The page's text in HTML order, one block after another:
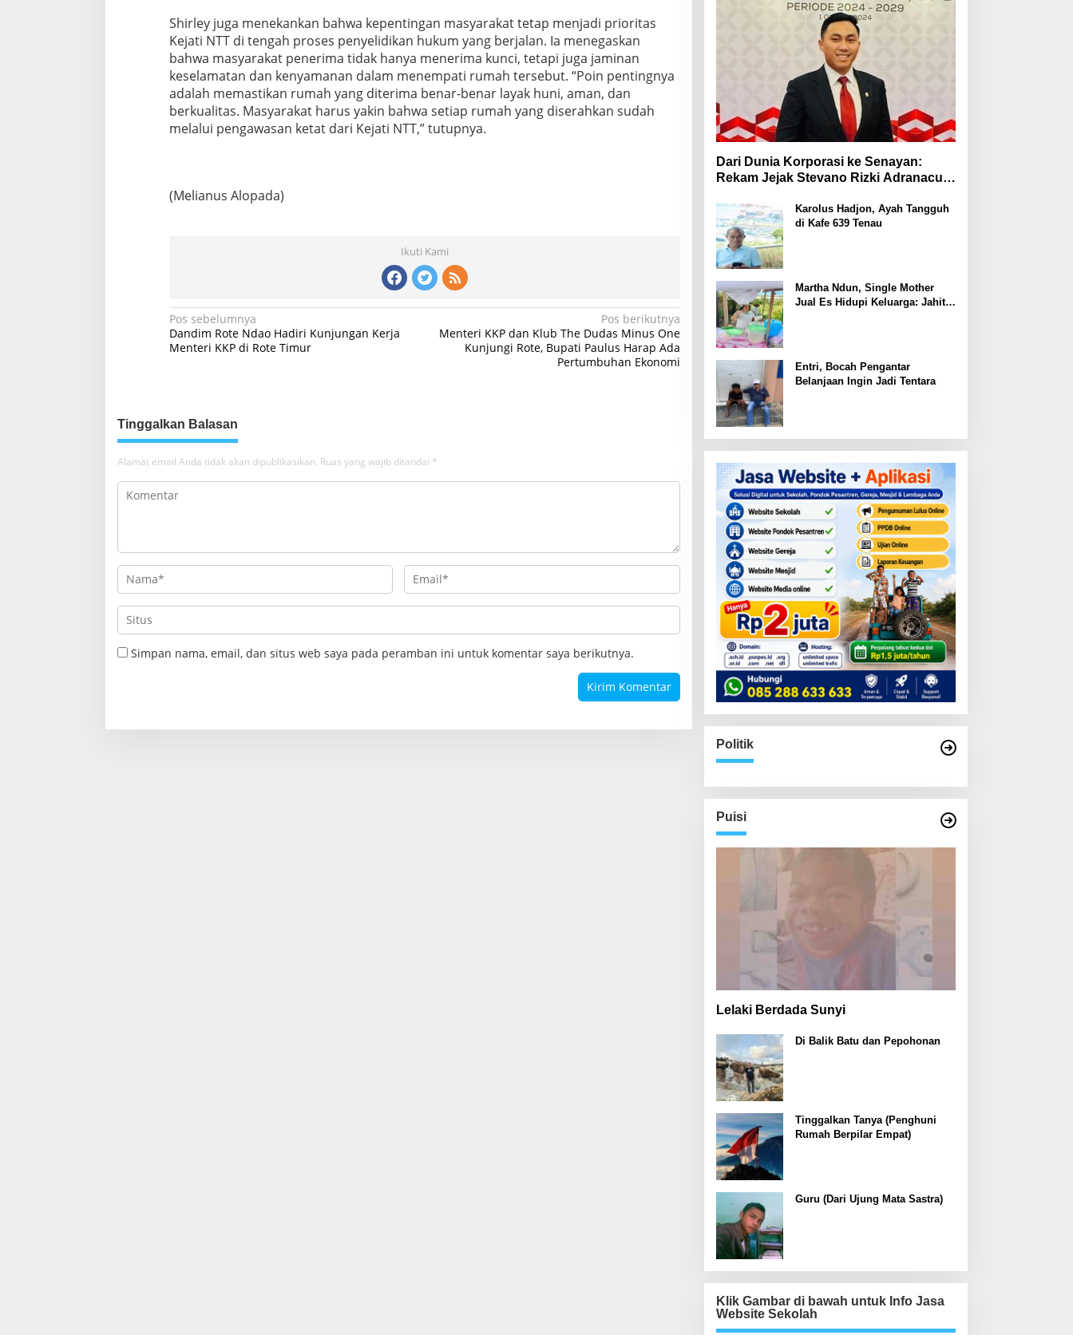
Shirley juga menekankan bahwa kepentingan masyarakat tetap menjadi prioritas
Kejati NTT di tengah proses penyelidikan hukum yang berjalan. Ia menegaskan
bahwa masyarakat penerima tidak hanya menerima kunci, tetapi juga jaminan
keselamatan dan kenyamanan dalam menempati rumah tersebut. “Poin pentingnya
adalah memastikan rumah yang diterima benar-benar layak huni, aman, dan
berkualitas. Masyarakat harus yakin bahwa setiap rumah yang diserahkan sudah
melalui pengawasan ketat dari Kejati NTT,” tutupnya.
(Melianus Alopada)
Ikuti Kami
N
a
a
s
i
p
s
Pos sebelumnya
Dandim Rote Ndao Hadiri Kunjungan Kerja
Menteri KKP di Rote Timur
Pos berikutnya
Menteri KKP dan Klub The Dudas Minus One
Kunjungi Rote, Bupati Paulus Harap Ada
Pertumbuhan Ekonomi
Tinggalkan Balasan
Alamat email Anda tidak akan dipublikasikan. Ruas yang wajib ditandai *
Simpan nama, email, dan situs web saya pada peramban ini untuk komentar saya berikutnya.
Dari Dunia Korporasi ke Senayan:
Rekam Jejak Stevano Rizki Adranacus
Karolus Hadjon, Ayah Tangguh
di Kafe 639 Tenau
Martha Ndun, Single Mother
Jual Es Hidupi Keluarga: Jahit
Entri, Bocah Pengantar
Belanjaan Ingin Jadi Tentara
Politik
Puisi
Lelaki Berdada Sunyi
Di Balik Batu dan Pepohonan
Tinggalkan Tanya (Penghuni
Rumah Berpilar Empat)
Guru (Dari Ujung Mata Sastra)
Klik Gambar di bawah untuk Info Jasa
Website Sekolah